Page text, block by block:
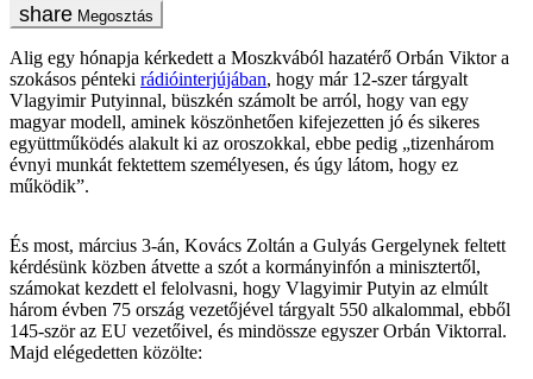
Megosztás
Alig egy hónapja kérkedett a Moszkvából hazatérő Orbán Viktor a
szokásos pénteki rádióinterjújában, hogy már 12-szer tárgyalt
Vlagyimir Putyinnal, büszkén számolt be arról, hogy van egy
magyar modell, aminek köszönhetően kifejezetten jó és sikeres
együttműködés alakult ki az oroszokkal, ebbe pedig „tizenhárom
évnyi munkát fektettem személyesen, és úgy látom, hogy ez
működik”.
És most, március 3-án, Kovács Zoltán a Gulyás Gergelynek feltett
kérdésünk közben átvette a szót a kormányinfón a minisztertől,
számokat kezdett el felolvasni, hogy Vlagyimir Putyin az elmúlt
három évben 75 ország vezetőjével tárgyalt 550 alkalommal, ebből
145-ször az EU vezetőivel, és mindössze egyszer Orbán Viktorral.
Majd elégedetten közölte: